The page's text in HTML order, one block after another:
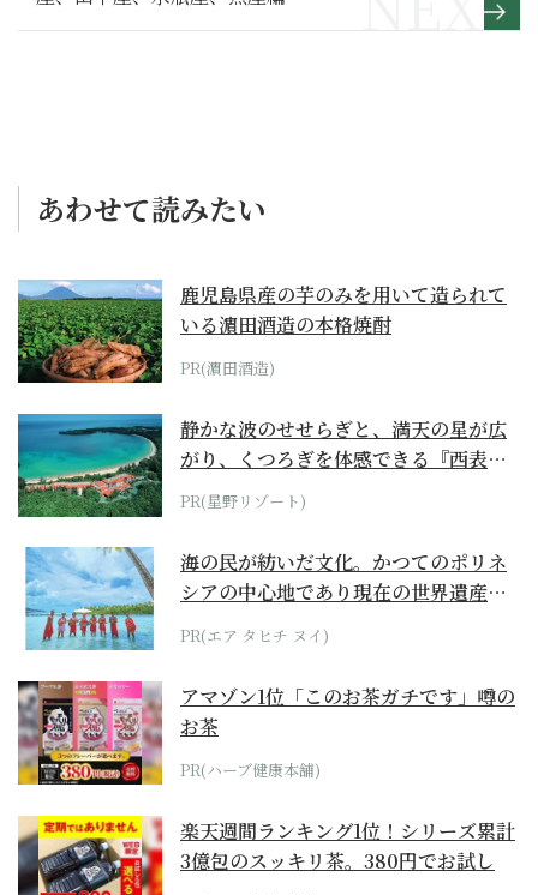
あわせて読みたい
鹿児島県産の芋のみを用いて造られて
いる濵田酒造の本格焼酎
PR(濵田酒造)
静かな波のせせらぎと、満天の星が広
がり、くつろぎを体感できる『西表島
ホテル by...
PR(星野リゾート)
海の民が紡いだ文化。かつてのポリネ
シアの中心地であり現在の世界遺産か
らみえてくる...
PR(エア タヒチ ヌイ)
アマゾン1位「このお茶ガチです」噂の
お茶
PR(ハーブ健康本舗)
楽天週間ランキング1位！シリーズ累計
3億包のスッキリ茶。380円でお試し